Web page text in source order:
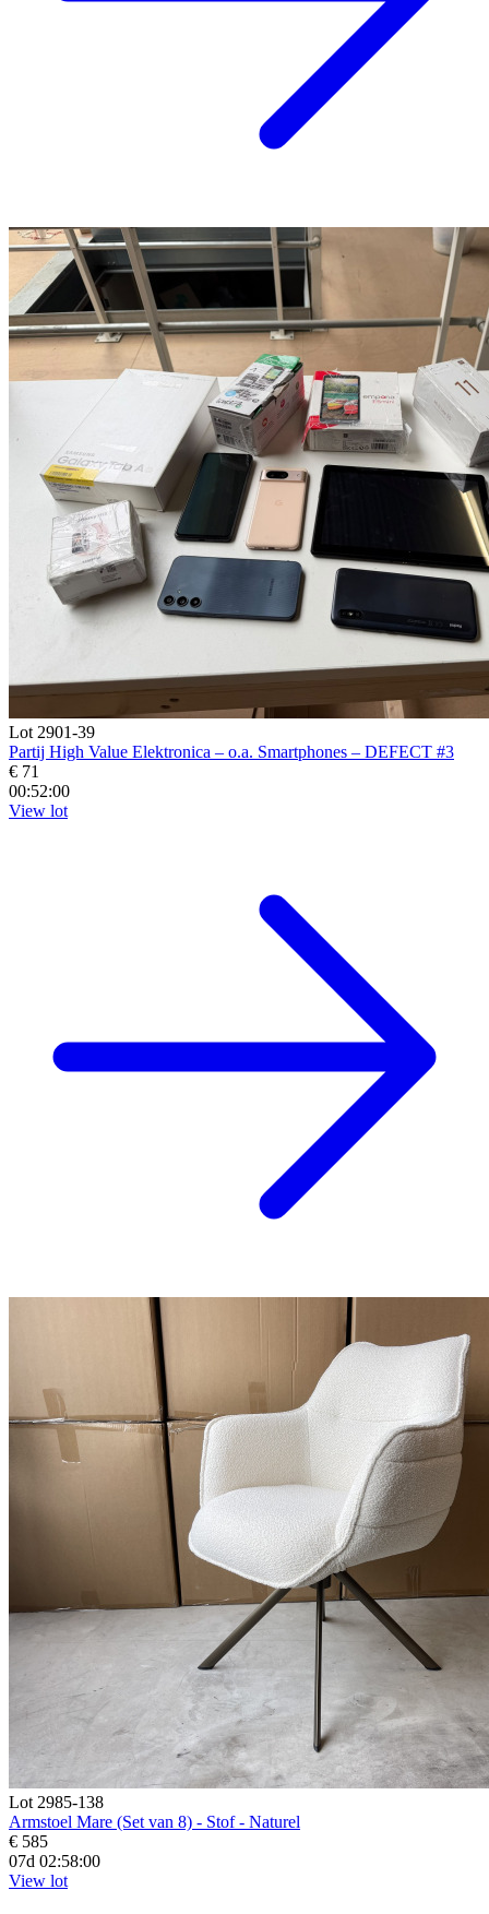
Lot 2901-39
Partij High Value Elektronica – o.a. Smartphones – DEFECT #3
€ 71
00:51:59
View lot
Lot 2985-138
Armstoel Mare (Set van 8) - Stof - Naturel
€ 585
07d 02:57:59
View lot